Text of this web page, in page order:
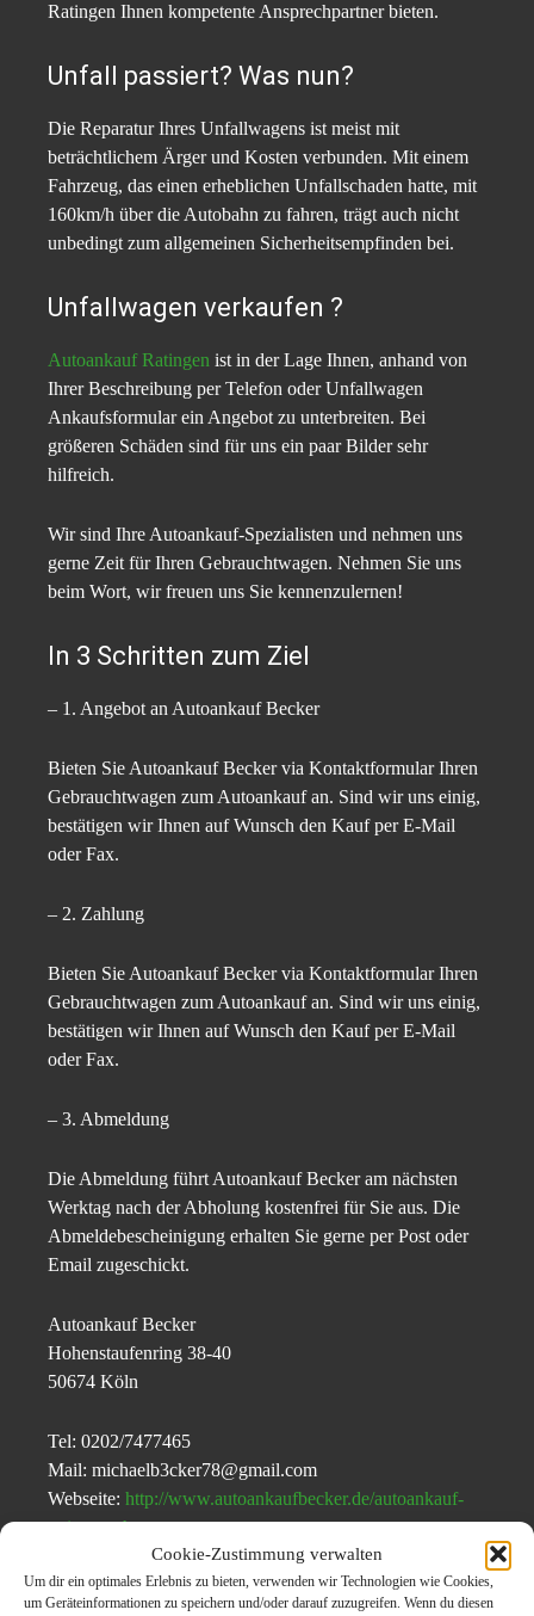
Cookie-Zustimmung verwalten
Um dir ein optimales Erlebnis zu bieten, verwenden wir Technologien wie Cookies,
um Geräteinformationen zu speichern und/oder darauf zuzugreifen. Wenn du diesen
Ratingen Ihnen kompetente Ansprechpartner bieten.
Unfall passiert? Was nun?
Die Reparatur Ihres Unfallwagens ist meist mit
beträchtlichem Ärger und Kosten verbunden. Mit einem
Fahrzeug, das einen erheblichen Unfallschaden hatte, mit
160km/h über die Autobahn zu fahren, trägt auch nicht
unbedingt zum allgemeinen Sicherheitsempfinden bei.
Unfallwagen verkaufen ?
Autoankauf Ratingen ist in der Lage Ihnen, anhand von
Ihrer Beschreibung per Telefon oder Unfallwagen
Ankaufsformular ein Angebot zu unterbreiten. Bei
größeren Schäden sind für uns ein paar Bilder sehr
hilfreich.
Wir sind Ihre Autoankauf-Spezialisten und nehmen uns
gerne Zeit für Ihren Gebrauchtwagen. Nehmen Sie uns
beim Wort, wir freuen uns Sie kennenzulernen!
In 3 Schritten zum Ziel
– 1. Angebot an Autoankauf Becker
Bieten Sie Autoankauf Becker via Kontaktformular Ihren
Gebrauchtwagen zum Autoankauf an. Sind wir uns einig,
bestätigen wir Ihnen auf Wunsch den Kauf per E-Mail
oder Fax.
– 2. Zahlung
Bieten Sie Autoankauf Becker via Kontaktformular Ihren
Gebrauchtwagen zum Autoankauf an. Sind wir uns einig,
bestätigen wir Ihnen auf Wunsch den Kauf per E-Mail
oder Fax.
– 3. Abmeldung
Die Abmeldung führt Autoankauf Becker am nächsten
Werktag nach der Abholung kostenfrei für Sie aus. Die
Abmeldebescheinigung erhalten Sie gerne per Post oder
Email zugeschickt.
Autoankauf Becker
Hohenstaufenring 38-40
50674 Köln
Tel: 0202/7477465
Mail: michaelb3cker78@gmail.com
Webseite: http://www.autoankaufbecker.de/autoankauf-
ratingen.php
Themen zum Beitrag